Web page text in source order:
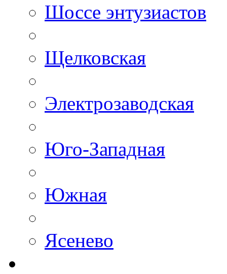
Шоссе энтузиастов
Щелковская
Электрозаводская
Юго-Западная
Южная
Ясенево